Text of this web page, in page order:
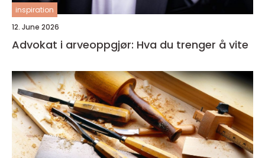
inspiration
12. June 2026
Advokat i arveoppgjør: Hva du trenger å vite